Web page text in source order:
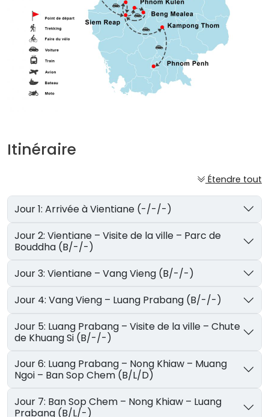
Itinéraire
Étendre tout
Jour 1: Arrivée à Vientiane (-/-/-)
Jour 2: Vientiane – Visite de la ville – Parc de
Bouddha (B/-/-)
Jour 3: Vientiane – Vang Vieng (B/-/-)
Jour 4: Vang Vieng – Luang Prabang (B/-/-)
Jour 5: Luang Prabang – Visite de la ville – Chute
de Khuang Si (B/-/-)
Jour 6: Luang Prabang – Nong Khiaw – Muang
Ngoi – Ban Sop Chem (B/L/D)
Jour 7: Ban Sop Chem – Nong Khiaw – Luang
Prabang (B/L/-)